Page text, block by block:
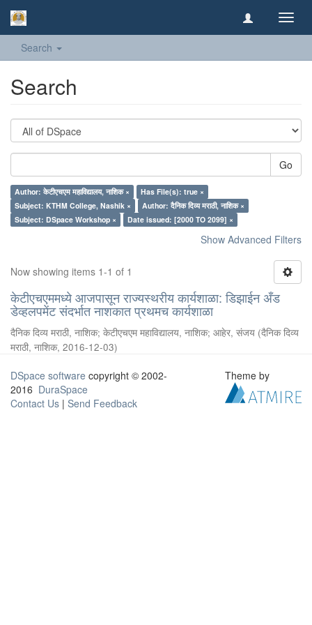
Search
Search
Go
Author: केटीएचएम महाविद्यालय, नाशिक ×
Has File(s): true ×
Subject: KTHM College, Nashik ×
Author: दैनिक दिव्य मराठी, नाशिक ×
Subject: DSpace Workshop ×
Date issued: [2000 TO 2099] ×
Show Advanced Filters
Now showing items 1-1 of 1
केटीएचएममध्ये आजपासून राज्यस्थरीय कार्यशाळा: डिझाईन अँड
डेव्हलपमेंट संदर्भात नाशकात प्रथमच कार्यशाळा
दैनिक दिव्य मराठी, नाशिक; केटीएचएम महाविद्यालय, नाशिक; आहेर, संजय (दैनिक दिव्य
मराठी, नाशिक, 2016-12-03)
DSpace software copyright © 2002-
2016 DuraSpace
Contact Us | Send Feedback
Theme by